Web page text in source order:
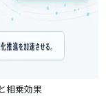
相乗効果